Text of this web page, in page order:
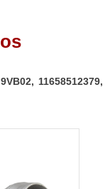
11658512379,